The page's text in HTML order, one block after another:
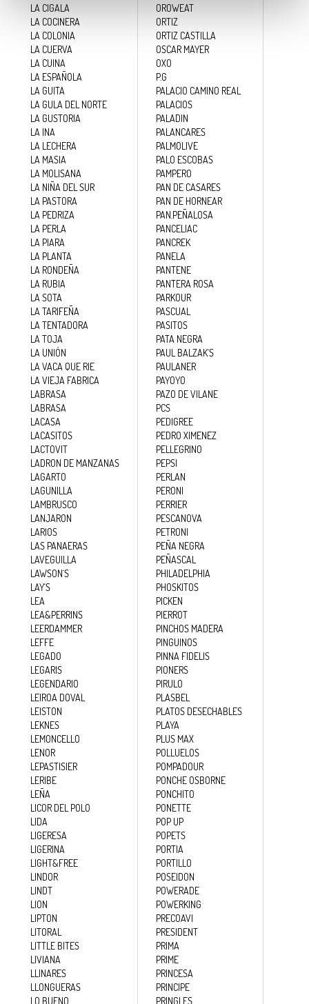
LA CIGALA
LA COCINERA
LA COLONIA
LA CUERVA
LA CUINA
LA ESPAÑOLA
LA GUITA
LA GULA DEL NORTE
LA GUSTORIA
LA INA
LA LECHERA
LA MASIA
LA MOLISANA
LA NIÑA DEL SUR
LA PASTORA
LA PEDRIZA
LA PERLA
LA PIARA
LA PLANTA
LA RONDEÑA
LA RUBIA
LA SOTA
LA TARIFEÑA
LA TENTADORA
LA TOJA
LA UNIÓN
LA VACA QUE RIE
LA VIEJA FABRICA
LABRASA
LABRASA
LACASA
LACASITOS
LACTOVIT
LADRON DE MANZANAS
LAGARTO
LAGUNILLA
LAMBRUSCO
LANJARON
LARIOS
LAS PANAERAS
LAVEGUILLA
LAWSON´S
LAY´S
LEA
LEA&PERRINS
LEERDAMMER
LEFFE
LEGADO
LEGARIS
LEGENDARIO
LEIROA DOVAL
LEISTON
LEKNES
LEMONCELLO
LENOR
LEPASTISIER
LERIBE
LEÑA
LICOR DEL POLO
LIDA
LIGERESA
LIGERINA
LIGHT&FREE
LINDOR
LINDT
LION
LIPTON
LITORAL
LITTLE BITES
LIVIANA
LLINARES
LLONGUERAS
LO BUENO
OROWEAT
ORTIZ
ORTIZ CASTILLA
OSCAR MAYER
OXO
P.G
PALACIO CAMINO REAL
PALACIOS
PALADIN
PALANCARES
PALMOLIVE
PALO ESCOBAS
PAMPERO
PAN DE CASARES
PAN DE HORNEAR
PAN.PEÑALOSA
PANCELIAC
PANCREK
PANELA
PANTENE
PANTERA ROSA
PARKOUR
PASCUAL
PASITOS
PATA NEGRA
PAUL BALZAK´S
PAULANER
PAYOYO
PAZO DE VILANE
PCS
PEDIGREE
PEDRO XIMENEZ
PELLEGRINO
PEPSI
PERLAN
PERONI
PERRIER
PESCANOVA
PETRONI
PEÑA NEGRA
PEÑASCAL
PHILADELPHIA
PHOSKITOS
PICKEN
PIERROT
PINCHOS MADERA
PINGUINOS
PINNA FIDELIS
PIONERS
PIRULO
PLASBEL
PLATOS DESECHABLES
PLAYA
PLUS MAX
POLLUELOS
POMPADOUR
PONCHE OSBORNE
PONCHITO
PONETTE
POP UP
POPETS
PORTIA
PORTILLO
POSEIDON
POWERADE
POWERKING
PRECOAVI
PRESIDENT
PRIMA
PRIME
PRINCESA
PRINCIPE
PRINGLES